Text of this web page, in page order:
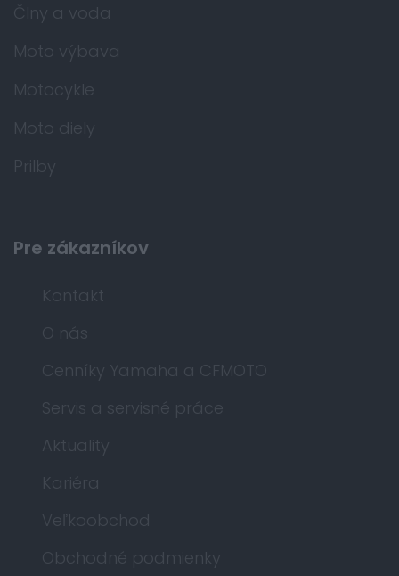
Člny a voda
Moto výbava
Motocykle
Moto diely
Prilby
Pre zákazníkov
Kontakt
O nás
Cenníky Yamaha a CFMOTO
Servis a servisné práce
Aktuality
Kariéra
Veľkoobchod
Obchodné podmienky